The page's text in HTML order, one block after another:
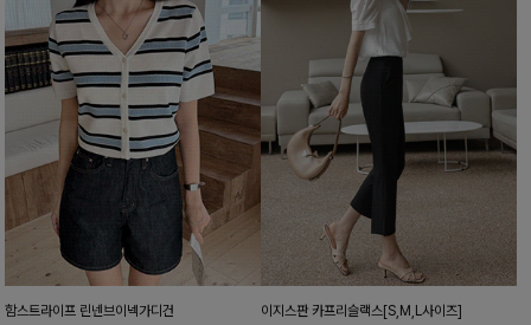
함스트라이프 린넨브이넥가디건 이지스판 카프리슬랙스[S,M,L사이즈]